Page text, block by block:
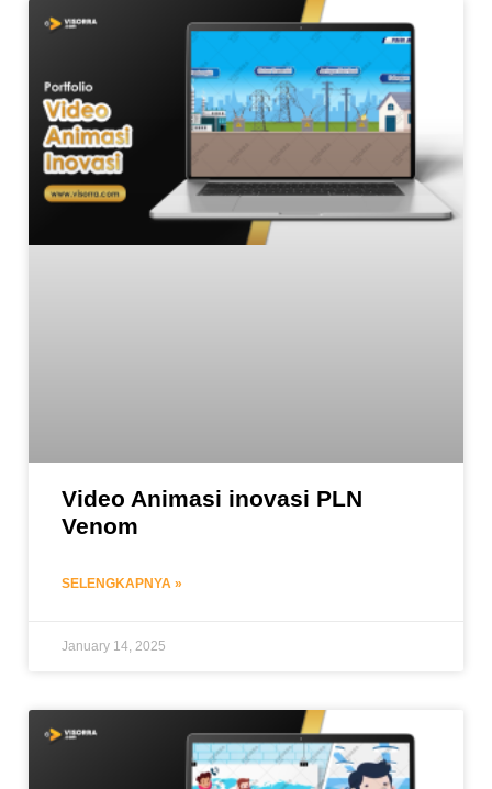
Video Animasi inovasi PLN
Venom
SELENGKAPNYA »
January 14, 2025